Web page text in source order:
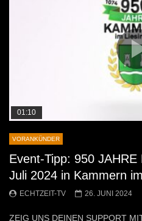
01:10
VORANKÜNDER
Event-Tipp: 950
Juli 2024 in Kammern
ECHTZEIT-TV 26. JUNI 2024
ZEIG UNS DEINEN SUPPORT